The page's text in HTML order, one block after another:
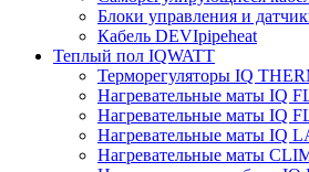
Блоки управления и
Кабель DEVIpipeheat
Теплый пол IQWATT
Терморегуляторы IQ
Нагревательные маты IQ
Нагревательные маты IQ
Нагревательные маты IQ
Нагревательные маты